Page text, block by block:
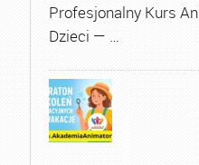
Profesjonalny Kurs
Dzieci — …